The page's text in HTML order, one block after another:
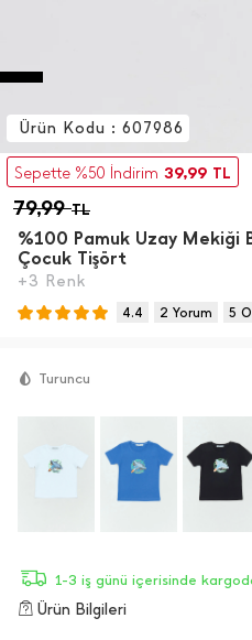
Sepette %50 İndirim 39,99 TL
79,99TL
%100 Pamuk Uzay Mekiği
Çocuk Tişört
+3 Renk
Ürün Kodu : 607986
4.4 2 Yorum 5
Turuncu
1-3 iş günü içerisinde
Ürün Bilgileri